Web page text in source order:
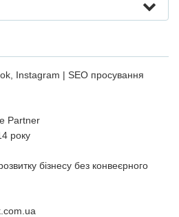
Instagram | SEO просування
Partner
року
бізнесу без конвеєрного